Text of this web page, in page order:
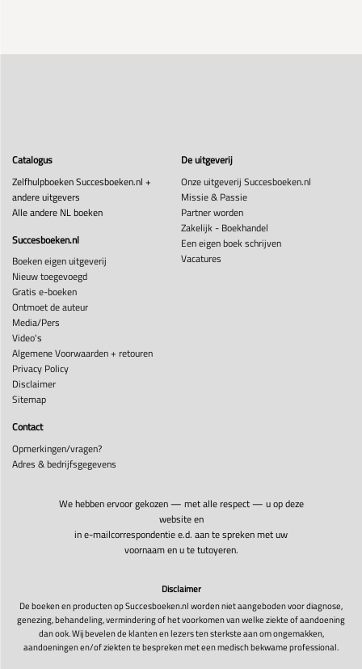
Catalogus
Zelfhulpboeken Succesboeken.nl +
andere uitgevers
Alle andere NL boeken
Succesboeken.nl
Boeken eigen uitgeverij
Nieuw toegevoegd
Gratis e-boeken
Ontmoet de auteur
Media/Pers
Video's
Algemene Voorwaarden + retouren
Privacy Policy
Disclaimer
Sitemap
De uitgeverij
Onze uitgeverij Succesboeken.nl
Missie & Passie
Partner worden
Zakelijk - Boekhandel
Een eigen boek schrijven
Vacatures
Contact
Opmerkingen/vragen?
Adres & bedrijfsgegevens
We hebben ervoor gekozen — met alle respect — u op deze
website en
in e-mailcorrespondentie e.d. aan te spreken met uw
voornaam en u te tutoyeren.
Disclaimer
De boeken en producten op Succesboeken.nl worden niet aangeboden voor diagnose,
genezing, behandeling, vermindering of het voorkomen van welke ziekte of aandoening
dan ook. Wij bevelen de klanten en lezers ten sterkste aan om ongemakken,
aandoeningen en/of ziekten te bespreken met een medisch bekwame professional.